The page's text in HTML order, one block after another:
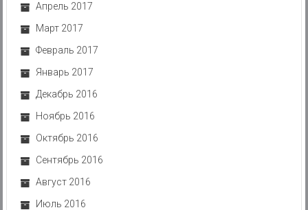
Апрель 2017
Март 2017
Февраль 2017
Январь 2017
Декабрь 2016
Ноябрь 2016
Октябрь 2016
Сентябрь 2016
Август 2016
Июль 2016